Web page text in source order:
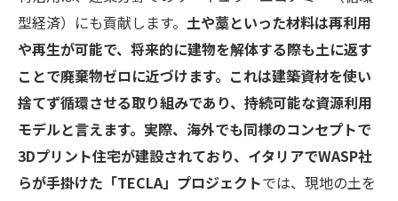
型経済）にも貢献します。 土や藁といった材料は再利用
や再生が可能で、将来的に建物を解体する際も土に返す
ことで廃棄物ゼロに近づけます。これは建築資材を使い
捨てず循環させる取り組みであり、持続可能な資源利用
モデルと言えます。実際、海外でも同様のコンセプトで
3Dプリント住宅が建設されており、イタリアでWASP社
らが手掛けた「TECLA」プロジェクトでは、現地の土を